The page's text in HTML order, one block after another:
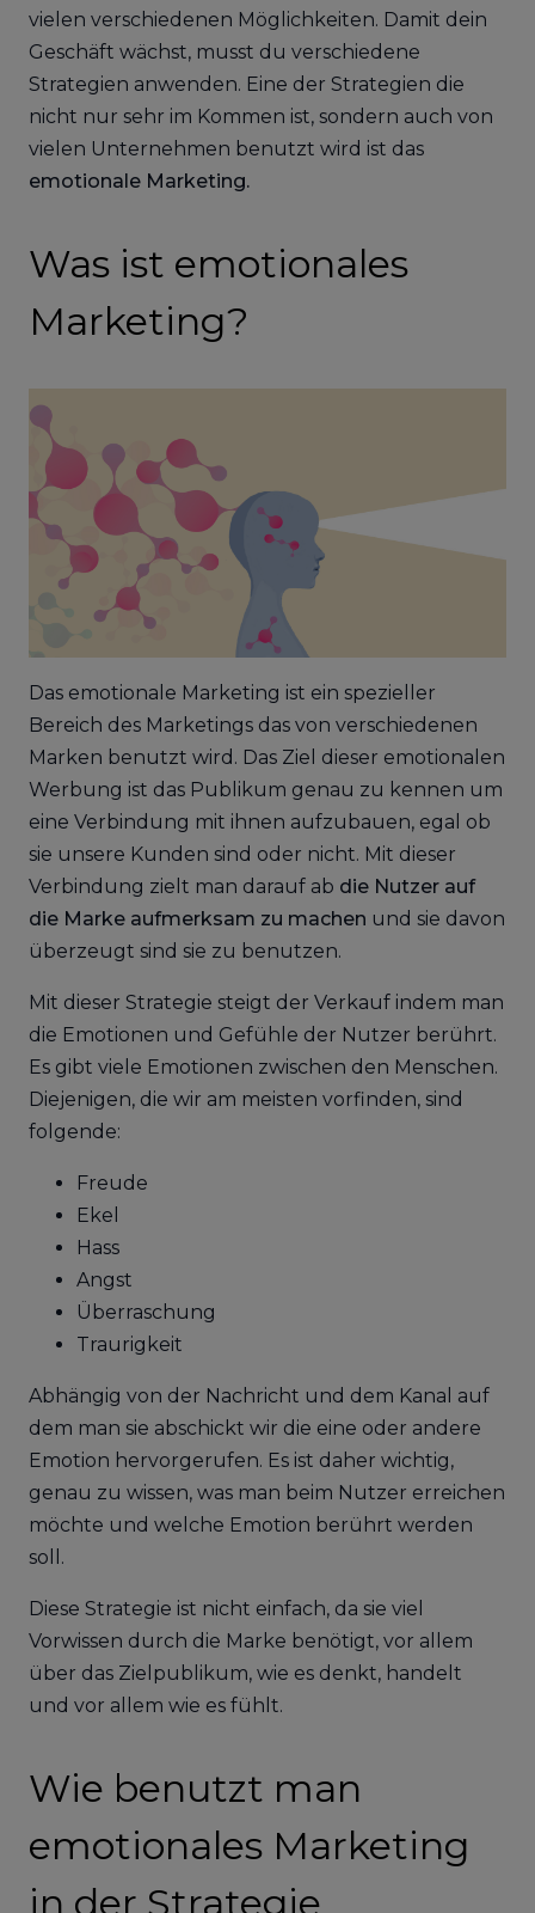
vielen verschiedenen Möglichkeiten. Damit dein
Geschäft wächst, musst du verschiedene
Strategien anwenden. Eine der Strategien die
nicht nur sehr im Kommen ist, sondern auch von
vielen Unternehmen benutzt wird ist das
emotionale Marketing.
Was ist emotionales
Marketing?
Das emotionale Marketing ist ein spezieller
Bereich des Marketings das von verschiedenen
Marken benutzt wird. Das Ziel dieser emotionalen
Werbung ist das Publikum genau zu kennen um
eine Verbindung mit ihnen aufzubauen, egal ob
sie unsere Kunden sind oder nicht. Mit dieser
Verbindung zielt man darauf ab die Nutzer auf
die Marke aufmerksam zu machen und sie davon
überzeugt sind sie zu benutzen.
Mit dieser Strategie steigt der Verkauf indem man
die Emotionen und Gefühle der Nutzer berührt.
Es gibt viele Emotionen zwischen den Menschen.
Diejenigen, die wir am meisten vorfinden, sind
folgende:
Freude
Ekel
Hass
Angst
Überraschung
Traurigkeit
Abhängig von der Nachricht und dem Kanal auf
dem man sie abschickt wir die eine oder andere
Emotion hervorgerufen. Es ist daher wichtig,
genau zu wissen, was man beim Nutzer erreichen
möchte und welche Emotion berührt werden
soll.
Diese Strategie ist nicht einfach, da sie viel
Vorwissen durch die Marke benötigt, vor allem
über das Zielpublikum, wie es denkt, handelt
und vor allem wie es fühlt.
Wie benutzt man
emotionales Marketing
in der Strategie